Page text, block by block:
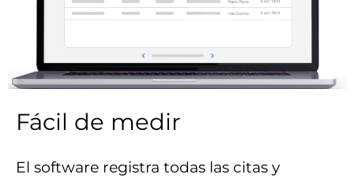
Fácil de medir
El software registra todas las citas y